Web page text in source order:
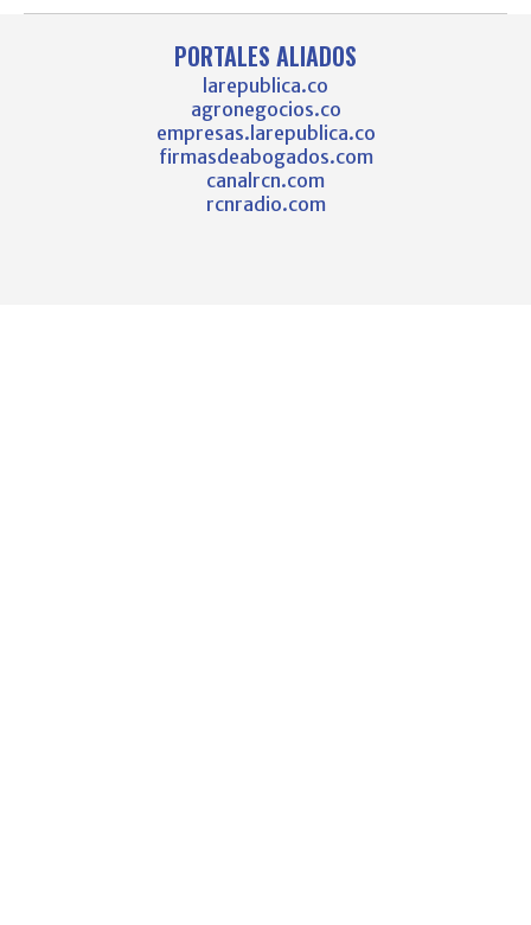
PORTALES ALIADOS
larepublica.co
agronegocios.co
empresas.larepublica.co
firmasdeabogados.com
canalrcn.com
rcnradio.com